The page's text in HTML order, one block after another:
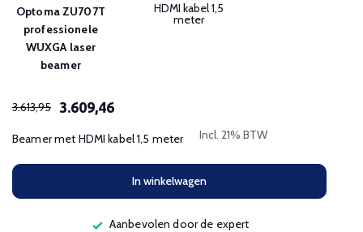
Optoma ZU707T
professionele
WUXGA laser
beamer
HDMI kabel 1,5
meter
3.613,95 3.609,46
Beamer met HDMI kabel 1,5 meter Incl. 21% BTW
In winkelwagen
Aanbevolen door de expert